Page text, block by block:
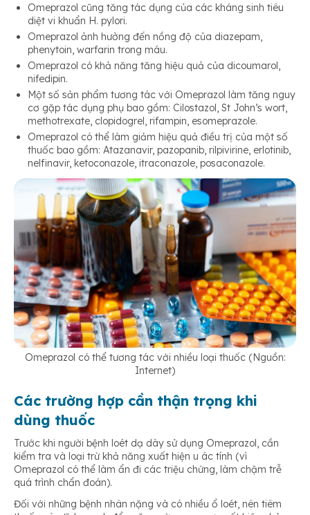
Omeprazol cũng tăng tác dụng của các kháng sinh tiêu
diệt vi khuẩn H. pylori.
Omeprazol ảnh hưởng đến nồng độ của diazepam,
phenytoin, warfarin trong máu.
Omeprazol có khả năng tăng hiệu quả của dicoumarol,
nifedipin.
Một số sản phẩm tương tác với Omeprazol làm tăng nguy
cơ gặp tác dụng phụ bao gồm: Cilostazol, St John’s wort,
methotrexate, clopidogrel, rifampin, esomeprazole.
Omeprazol có thể làm giảm hiệu quả điều trị của một số
thuốc bao gồm: Atazanavir, pazopanib, rilpivirine, erlotinib,
nelfinavir, ketoconazole, itraconazole, posaconazole.
Omeprazol có thể tương tác với nhiều loại thuốc (Nguồn:
Internet)
Các trường hợp cần thận trọng khi
dùng thuốc
Trước khi người bệnh loét dạ dày sử dụng Omeprazol, cần
kiểm tra và loại trừ khả năng xuất hiện u ác tính (vì
Omeprazol có thể làm ẩn đi các triệu chứng, làm chậm trễ
quá trình chẩn đoán).
Đối với những bệnh nhân nặng và có nhiều ổ loét, nên tiêm